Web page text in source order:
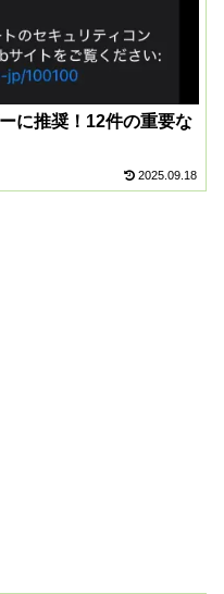
に推奨！12件の重要な
2025.09.18